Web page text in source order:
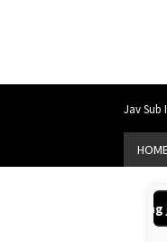
Jav Sub
tidak bertanggung